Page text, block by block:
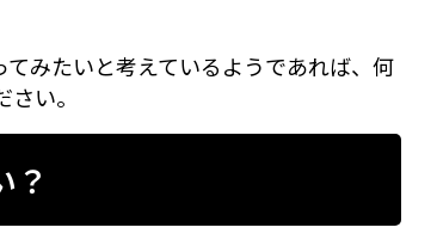
みたいと考えているようであれば、何
い。
？